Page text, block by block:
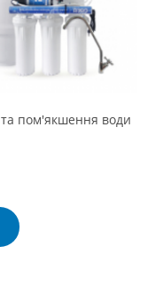
та пом'якшення води